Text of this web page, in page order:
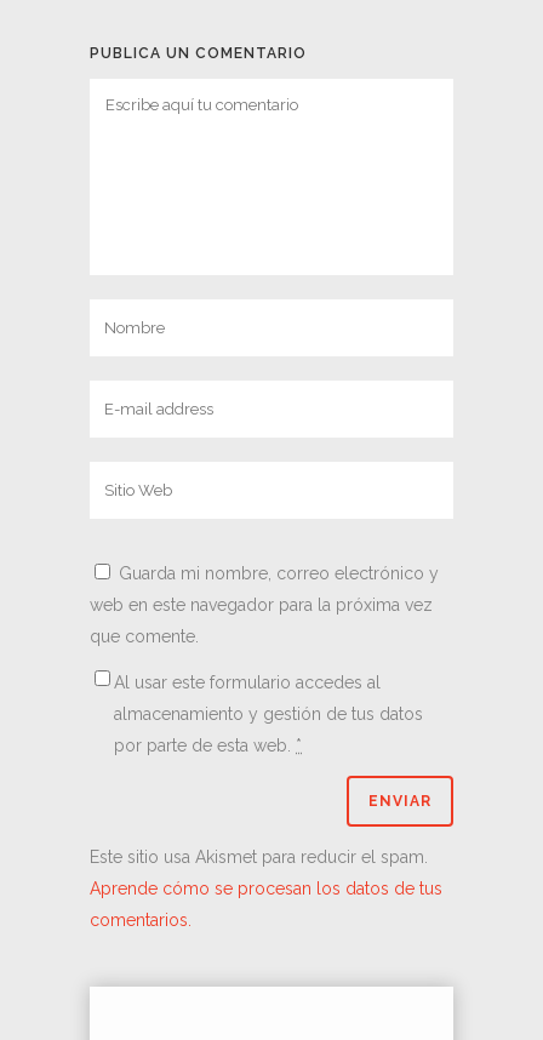
PUBLICA UN COMENTARIO
Guarda mi nombre, correo electrónico y
web en este navegador para la próxima vez
que comente.
Al usar este formulario accedes al
almacenamiento y gestión de tus datos
por parte de esta web. *
Este sitio usa Akismet para reducir el spam.
Aprende cómo se procesan los datos de tus
comentarios.